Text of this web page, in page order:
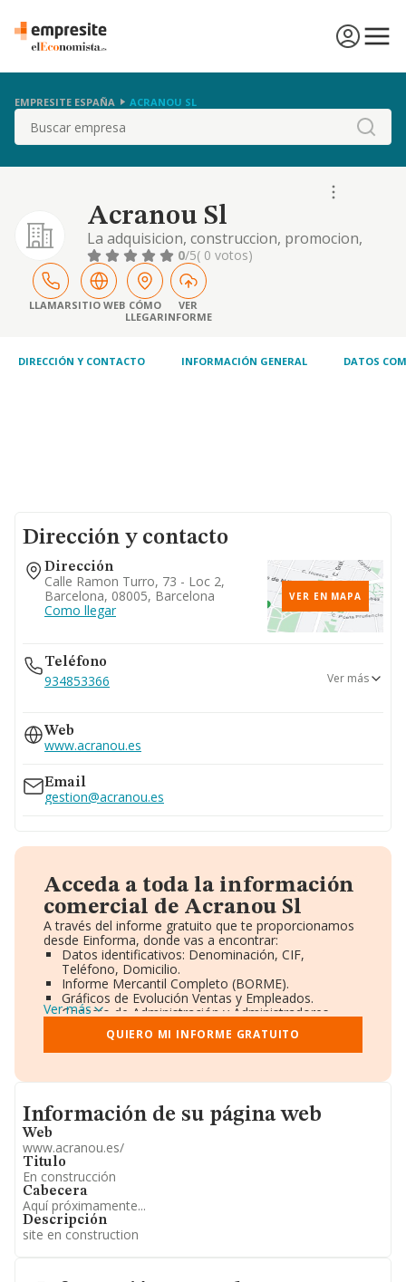
EMPRESITE ESPAÑA ACRANOU SL
Buscar
Acranou Sl
La adquisicion, construccion, promocion,
tenencia, administracion y arrendamiento no
financiero de viviendas situadas en territorio
espanol, otras actividades complementarias
de la actividad principal
0/5( 0 votos)
LLAMARSITIO WEB CÓMO
LLEGAR
VER
INFORME
DIRECCIÓN Y CONTACTO INFORMACIÓN GENERAL DATOS
Dirección y contacto
Dirección
Calle Ramon Turro, 73 - Loc 2,
Barcelona, 08005, Barcelona
Como llegar
VER EN MAPA
Teléfono
934853366
933208633
Ver más
Web
www.acranou.es
Email
gestion@acranou.es
Acceda a toda la información
comercial de Acranou Sl
A través del informe gratuito que te proporcionamos
desde Einforma, donde vas a encontrar:
Datos identificativos: Denominación, CIF,
Teléfono, Domicilio.
Informe Mercantil Completo (BORME).
Gráficos de Evolución Ventas y Empleados.
Consejo de Administración y Administradores.
Directivos y Ejecutivos.
Accionistas.
Participaciones y Vinculaciones en otras empresas.
Información oficial y registral complementaria.
Ver más
QUIERO MI INFORME GRATUITO
Informacion de su página web
Información de su página web
Web
www.acranou.es/
Titulo
En construcción
Cabecera
Aquí próximamente...
Descripción
site en construction